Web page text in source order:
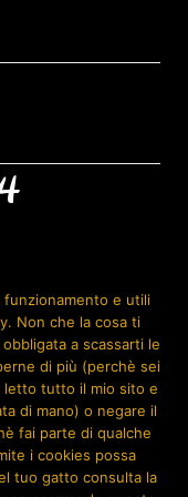
e utili
Non che la cosa ti
a scassarti le
di più (perchè sei
letto tutto il mio sito e
di mano) o negare il
fai parte di qualche
i cookies possa
tuo gatto consulta la